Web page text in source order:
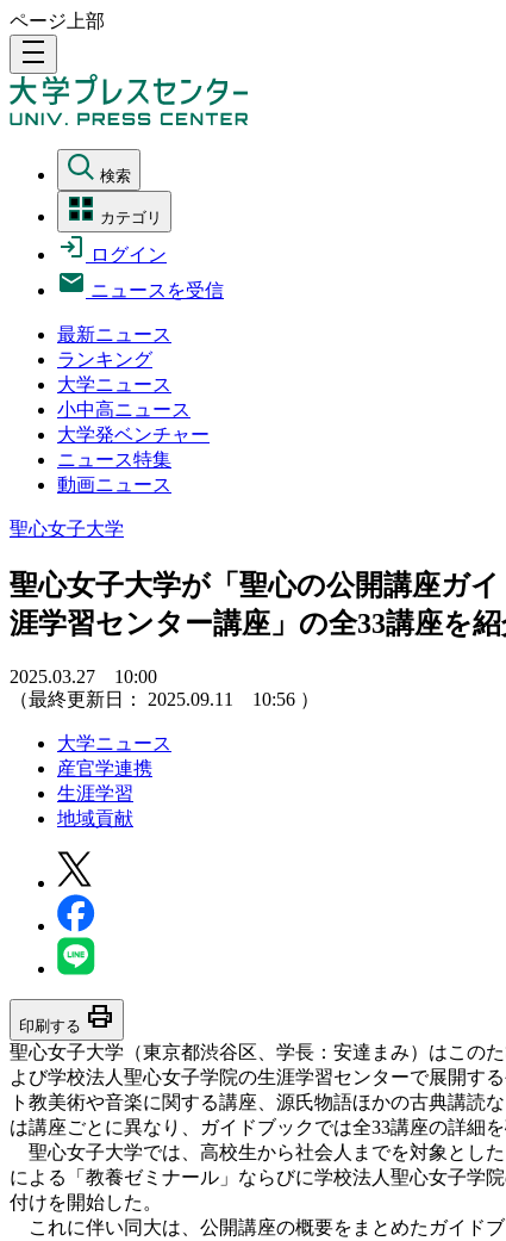
ページ上部
density_medium
検索
カテゴリ
ログイン
ニュースを受信
最新ニュース
ランキング
大学ニュース
小中高ニュース
大学発ベンチャー
ニュース特集
動画ニュース
聖心女子大学
聖心女子大学が「聖心の公開講座ガ
涯学習センター講座」の全33講座を
2025.03.27 10:00
（最終更新日： 2025.09.11 10:56 ）
大学ニュース
産官学連携
生涯学習
地域貢献
印刷する print
聖心女子大学（東京都渋谷区、学長：安達まみ）はこの
よび学校法人聖心女子学院の生涯学習センターで展開す
ト教美術や音楽に関する講座、源氏物語ほかの古典講読
は講座ごとに異なり、ガイドブックでは全33講座の詳細
聖心女子大学では、高校生から社会人までを対象とし
による「教養ゼミナール」ならびに学校法人聖心女子学
付けを開始した。
これに伴い同大は、公開講座の概要をまとめたガイド